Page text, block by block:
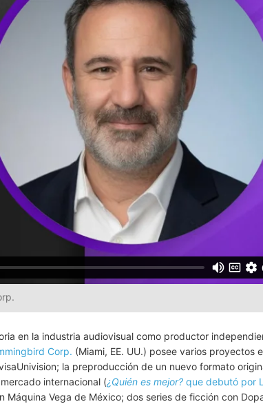
en la industria audiovisual como productor
Corp. (Miami, EE. UU.) posee varios proyectos
la preproducción de un nuevo formato
internacional (¿Quién es mejor? que debutó por
Vega de México; dos series de ficción con